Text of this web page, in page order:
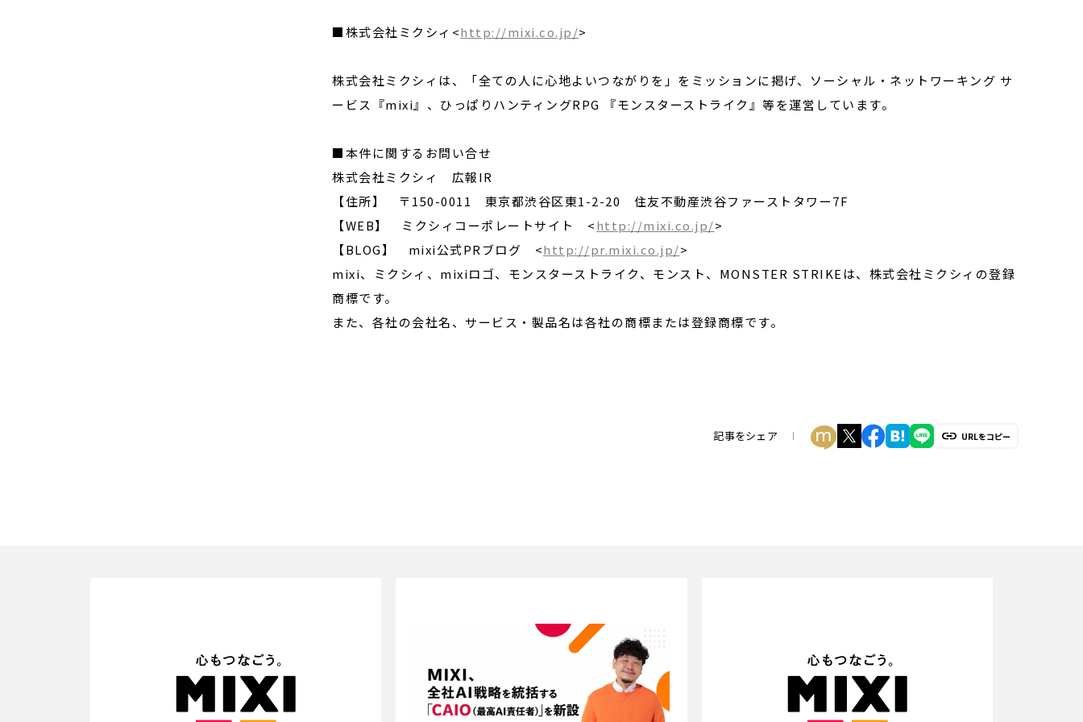
■株式会社ミクシィ<http://mixi.co.jp/>
株式会社ミクシィは、「全ての人に心地よいつながりを」をミッションに掲げ、ソーシャル・ネットワーキング サ
ービス『mixi』、ひっぱりハンティングRPG 『モンスターストライク』等を運営しています。
■本件に関するお問い合せ
株式会社ミクシィ 広報IR
【住所】 〒150-0011 東京都渋谷区東1-2-20 住友不動産渋谷ファーストタワー7F
【WEB】 ミクシィコーポレートサイト <http://mixi.co.jp/>
【BLOG】 mixi公式PRブログ <http://pr.mixi.co.jp/>
mixi、ミクシィ、mixiロゴ、モンスターストライク、モンスト、MONSTER STRIKEは、株式会社ミクシィの登録
商標です。
また、各社の会社名、サービス・製品名は各社の商標または登録商標です。
記事をシェア URLをコピー